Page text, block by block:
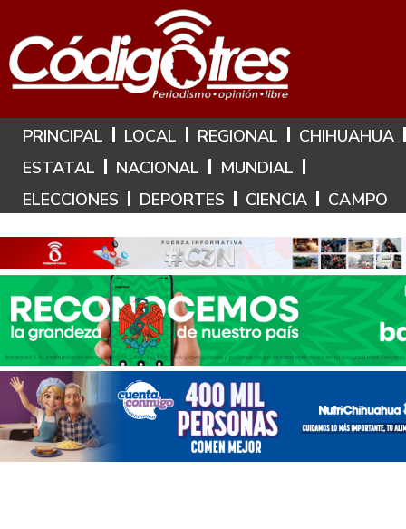
Hoy es: 9 de Agosto de 2026
PRINCIPAL LOCAL REGIONAL
CHIHUAHUA
ESTATAL
NACIONAL
MUNDIAL
ELECCIONES
DEPORTES CIENCIA CAMPO